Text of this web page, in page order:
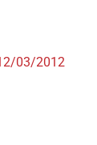
03/2012